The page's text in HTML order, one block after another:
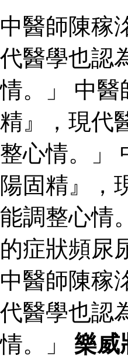
中醫師陳稼
代醫學也認
情。」 中醫
精』，現代
整心情。」
陽固精』，
能調整心情
的症狀頻尿
中醫師陳稼
代醫學也認
情。」 樂威